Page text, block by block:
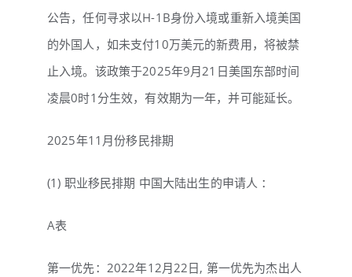
公告，任何寻求以H-1B身份入境或重新入境美国
的外国人，如未支付10万美元的新费用，将被禁
止入境。该政策于2025年9月21日美国东部时间
凌晨0时1分生效，有效期为一年，并可能延长。
2025年11月份移民排期
(1) 职业移民排期 中国大陆出生的申请人 ：
A表
第一优先：2022年12月22日, 第一优先为杰出人